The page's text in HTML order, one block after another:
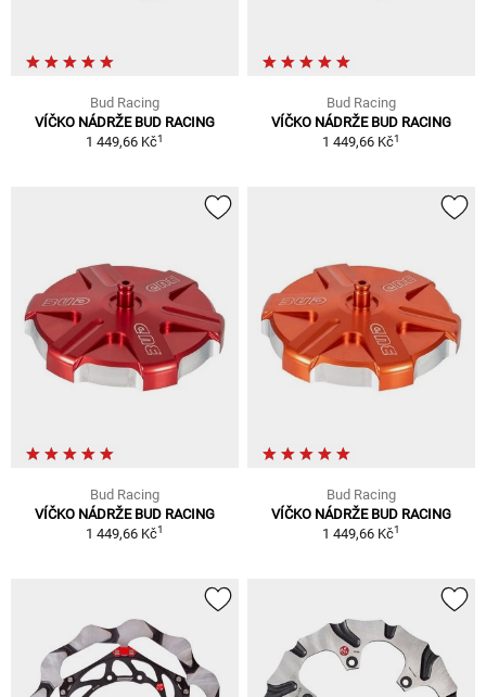
Bud Racing
VÍČKO NÁDRŽE BUD RACING
1 449,66 Kč1
Bud Racing
VÍČKO NÁDRŽE BUD RACING
1 449,66 Kč1
Bud Racing
VÍČKO NÁDRŽE BUD RACING
1 449,66 Kč1
Bud Racing
VÍČKO NÁDRŽE BUD RACING
1 449,66 Kč1